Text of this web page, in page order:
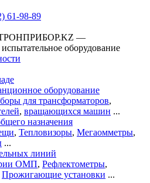
61-98-89
—
оборудование
оборудование
для трансформаторов,
, вращающихся машин ...
назначения
, Тепловизоры, Мегаомметры,
...
линий
ОМП, Рефлектометры,
Прожигающие установки ...